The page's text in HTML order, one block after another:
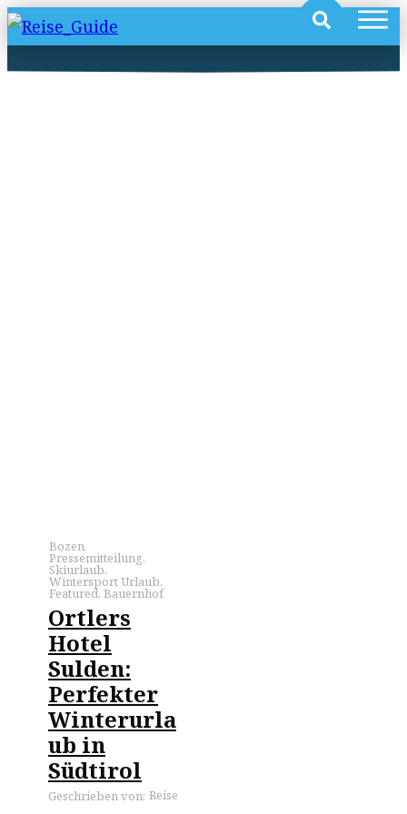
Bozen,
Pressemitteilung,
Skiurlaub,
Wintersport Urlaub,
Featured, Bauernhof
Ortlers
Hotel
Sulden:
Perfekter
Winterurla
ub in
Südtirol
Geschrieben von: Reise